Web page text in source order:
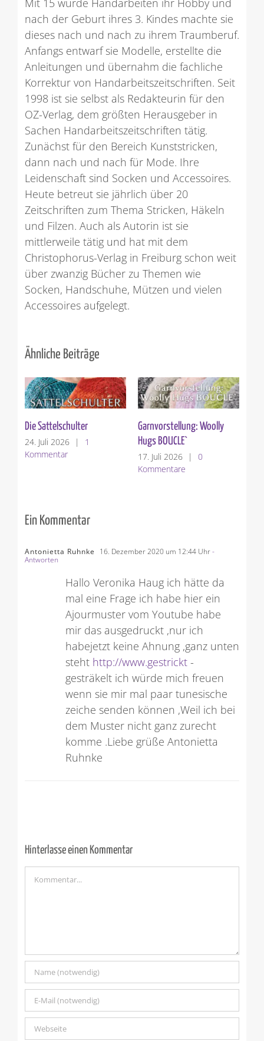
Mit 15 wurde Handarbeiten ihr Hobby und
nach der Geburt ihres 3. Kindes machte sie
dieses nach und nach zu ihrem Traumberuf.
Anfangs entwarf sie Modelle, erstellte die
Anleitungen und übernahm die fachliche
Korrektur von Handarbeitszeitschriften. Seit
1998 ist sie selbst als Redakteurin für den
OZ-Verlag, dem größten Herausgeber in
Sachen Handarbeitszeitschriften tätig.
Zunächst für den Bereich Kunststricken,
dann nach und nach für Mode. Ihre
Leidenschaft sind Socken und Accessoires.
Heute betreut sie jährlich über 20
Zeitschriften zum Thema Stricken, Häkeln
und Filzen. Auch als Autorin ist sie
mittlerweile tätig und hat mit dem
Christophorus-Verlag in Freiburg schon weit
über zwanzig Bücher zu Themen wie
Socken, Handschuhe, Mützen und vielen
Accessoires aufgelegt.
Ähnliche Beiträge
Die Sattelschulter
24. Juli 2026
|
1
Kommentar
Garnvorstellung: Woolly
Hugs BOUCLE`
17. Juli 2026
|
0
Kommentare
Ein Kommentar
Antonietta Ruhnke 16. Dezember 2020 um 12:44 Uhr-
Antworten
Hallo Veronika Haug ich hätte da
mal eine Frage ich habe hier ein
Ajourmuster vom Youtube habe
mir das ausgedruckt ,nur ich
habejetzt keine Ahnung ,ganz unten
steht http://www.gestrickt-
gesträkelt ich würde mich freuen
wenn sie mir mal paar tunesische
zeiche senden können ,Weil ich bei
dem Muster nicht ganz zurecht
komme .Liebe grüße Antonietta
Ruhnke
Hinterlasse einen Kommentar
Kommentar